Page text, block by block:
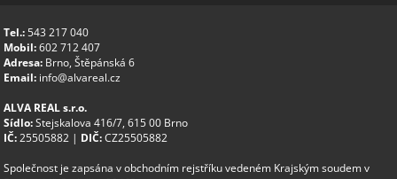
Tel.:543 217 040
Mobil:602 712 407
Adresa: Brno, Štěpánská 6
Email: info@alvareal.cz
ALVA REAL s.r.o.
Sídlo:Stejskalova 416/7, 615 00 Brno
IČ:25505882 | DIČ:CZ25505882
Společnost je zapsána v obchodním rejstříku vedeném Krajským soudem v